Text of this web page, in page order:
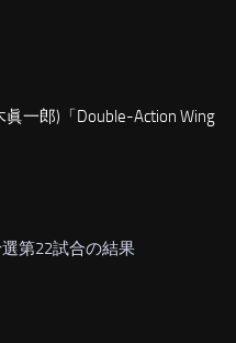
一郎)「Double-Action Wing
第22試合の結果